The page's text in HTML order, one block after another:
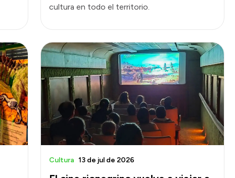
cultura en todo el territorio.
Cultura 13 de jul de 2026